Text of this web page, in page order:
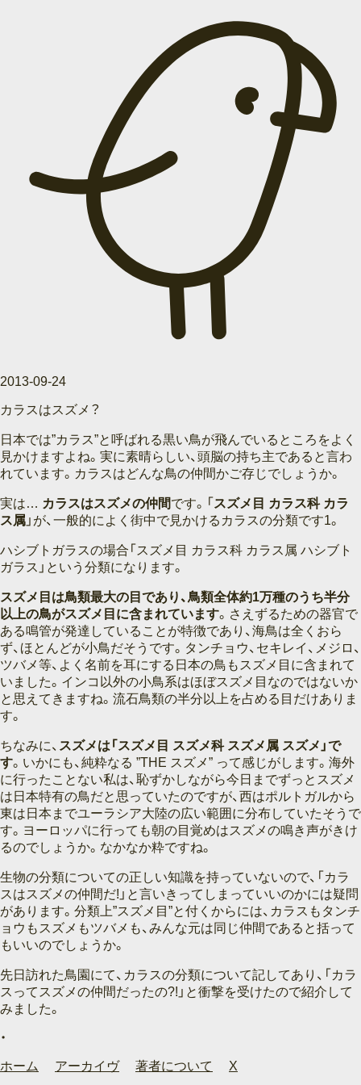
2013-09-24
カラスはスズメ？
日本では”カラス”と呼ばれる黒い鳥が飛んでいるところをよく
見かけますよね。実に素晴らしい、頭脳の持ち主であると言わ
れています。カラスはどんな鳥の仲間かご存じでしょうか。
実は… カラスはスズメの仲間です。「 スズメ目 カラス科 カラ
ス属 」が、一般的によく街中で見かけるカラスの分類です1。
ハシブトガラスの場合「スズメ目 カラス科 カラス属 ハシブト
ガラス」という分類になります。
スズメ目は鳥類最大の目であり、鳥類全体約1万種のうち半分
以上の鳥がスズメ目に含まれています。さえずるための器官で
ある鳴管が発達していることが特徴であり、海鳥は全くおら
ず、ほとんどが小鳥だそうです。タンチョウ、セキレイ、メジロ、
ツバメ等、よく名前を耳にする日本の鳥もスズメ目に含まれて
いました。インコ以外の小鳥系はほぼスズメ目なのではないか
と思えてきますね。流石鳥類の半分以上を占める目だけありま
す。
ちなみに、 スズメは「スズメ目 スズメ科 スズメ属 スズメ」で
す。いかにも、純粋なる ”THE スズメ” って感じがします。海外
に行ったことない私は、恥ずかしながら今日までずっとスズメ
は日本特有の鳥だと思っていたのですが、西はポルトガルから
東は日本までユーラシア大陸の広い範囲に分布していたそうで
す。ヨーロッパに行っても朝の目覚めはスズメの鳴き声がきけ
るのでしょうか。なかなか粋ですね。
生物の分類についての正しい知識を持っていないので、「カラ
スはスズメの仲間だ!」と言いきってしまっていいのかには疑問
があります。分類上”スズメ目”と付くからには、カラスもタンチ
ョウもスズメもツバメも、みんな元は同じ仲間であると括って
もいいのでしょうか。
先日訪れた鳥園にて、カラスの分類について記してあり、「カラ
スってスズメの仲間だったの?!」と衝撃を受けたので紹介して
みました。
ホーム アーカイヴ 著者について X